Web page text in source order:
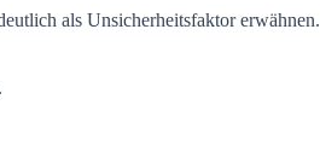
als Unsicherheitsfaktor erwähnen.